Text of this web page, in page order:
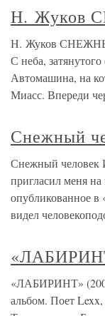
Н. Жуков
Н. Жуков
С неба,
Автомашина, на
Миасс. Впереди
Снежный
Снежный человек
пригласил меня на
опубликованное
видел
«ЛАБИРИНТ»
альбом. Поет